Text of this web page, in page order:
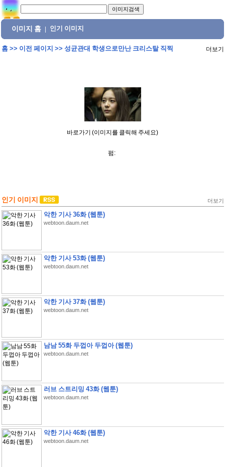
이미지 홈 인기 이미지
홈>> 이전 페이지 >> 성균관대 학생으로만난 크리스탈 직찍 더보기
바로가기 (이미지를 클릭해 주세요)
펌:
인기 이미지 더보기
악한 기사 36화 (웹툰)
webtoon.daum.net
악한 기사 53화 (웹툰)
webtoon.daum.net
악한 기사 37화 (웹툰)
webtoon.daum.net
남남 55화 두껍아 두껍아 (웹툰)
webtoon.daum.net
러브 스트리밍 43화 (웹툰)
webtoon.daum.net
악한 기사 46화 (웹툰)
webtoon.daum.net